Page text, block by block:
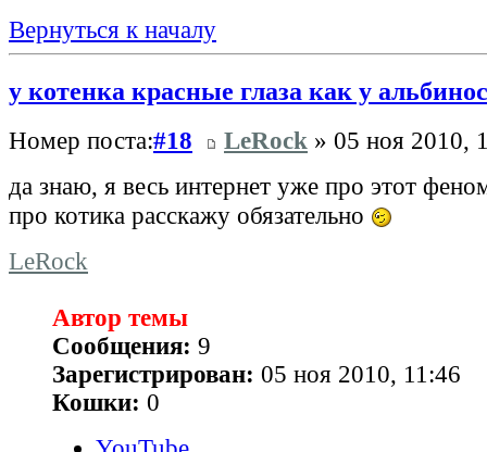
Вернуться к началу
у котенка красные глаза как у
Номер поста:#18 LeRock » 05 ноя 2010,
да знаю, я весь интернет уже про этот
про котика расскажу обязательно
LeRock
Автор темы
Сообщения: 9
Зарегистрирован: 05 ноя 2010, 11:46
Кошки: 0